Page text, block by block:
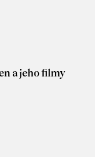
a jeho filmy